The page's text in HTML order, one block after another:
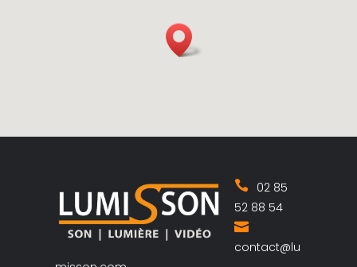
02 85
52 88 54
contact@lu